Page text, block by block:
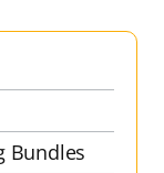
Bundles